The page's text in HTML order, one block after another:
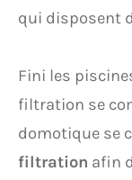
qui disposent
Fini les
filtration se
domotique se
filtration afin